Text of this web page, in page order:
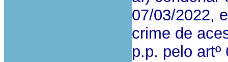
07/03/2022,
crime de
p.p. pelo artº